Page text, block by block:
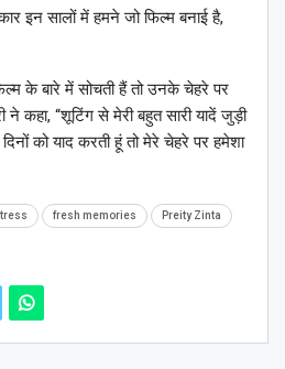
इन सालों में हमने जो फिल्म बनाई है,
के बारे में सोचती हैं तो उनके चेहरे पर
कहा, “शूटिंग से मेरी बहुत सारी यादें जुड़ी
को याद करती हूं तो मेरे चेहरे पर हमेशा
fresh memories Preity Zinta